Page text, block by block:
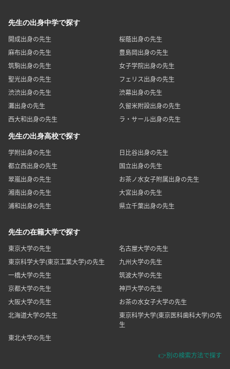
先生の出身中学で探す
開成出身の先生
桜蔭出身の先生
麻布出身の先生
豊島岡出身の先生
筑駒出身の先生
女子学院出身の先生
聖光出身の先生
フェリス出身の先生
渋渋出身の先生
渋幕出身の先生
灘出身の先生
久留米附設出身の先生
西大和出身の先生
ラ・サール出身の先生
先生の出身高校で探す
学附出身の先生
日比谷出身の先生
都立西出身の先生
国立出身の先生
翠嵐出身の先生
お茶ノ水女子附属出身の先生
湘南出身の先生
大宮出身の先生
浦和出身の先生
県立千葉出身の先生
先生の在籍大学で探す
東京大学の先生
名古屋大学の先生
東京科学大学(東京工業大学)の先生
九州大学の先生
一橋大学の先生
筑波大学の先生
京都大学の先生
神戸大学の先生
大阪大学の先生
お茶の水女子大学の先生
北海道大学の先生
東京科学大学(東京医科歯科大学)の先
生
東北大学の先生
👉別の検索方法で探す